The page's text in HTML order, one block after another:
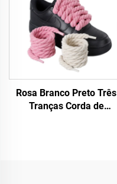
Rosa Branco Preto Três
Tranças Corda de